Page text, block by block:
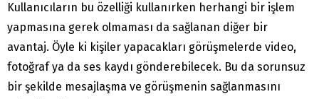
Kullanıcıların bu özelliği kullanırken herhangi bir işlem
yapmasına gerek olmaması da sağlanan diğer bir
avantaj. Öyle ki kişiler yapacakları görüşmelerde video,
fotoğraf ya da ses kaydı gönderebilecek. Bu da sorunsuz
bir şekilde mesajlaşma ve görüşmenin sağlanmasını